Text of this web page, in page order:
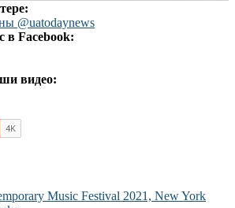
@uatodaynews
в Facebook:
видео:
Music Festival 2021, New York